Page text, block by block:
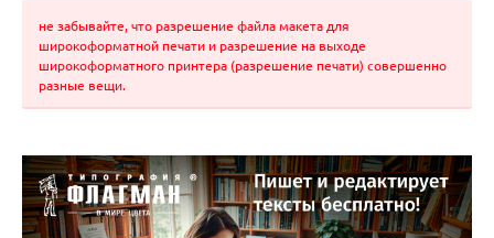
не забывайте, что разрешение файла макета для
широкоформатной печати и разрешение на выходе
широкоформатного принтера (разрешение печати) совершенно
разные вещи.